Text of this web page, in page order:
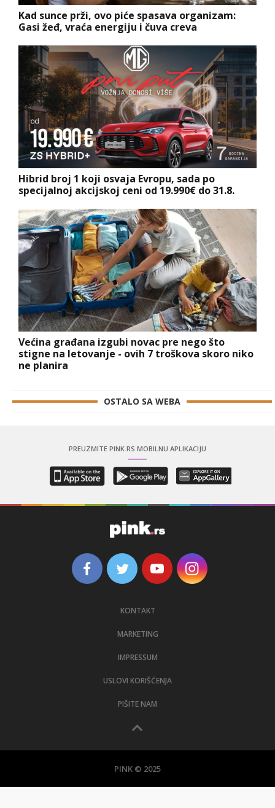
Kad sunce prži, ovo piće spasava organizam:
Gasi žeđ, vraća energiju i čuva creva
Hibrid broj 1 koji osvaja Evropu, sada po
specijalnoj akcijskoj ceni od 19.990€ do 31.8.
Većina građana izgubi novac pre nego što
stigne na letovanje - ovih 7 troškova skoro niko
ne planira
OSTALO SA WEBA
PREUZMITE PINK.RS MOBILNU APLIKACIJU
KONTAKT
MARKETING
IMPRESSUM
USLOVI KORIŠĆENJA
PIŠITE NAM
PINK © 2025